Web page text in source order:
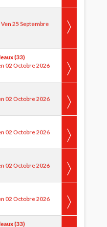
25 Septembre
(33)
02 Octobre 2026
02 Octobre 2026
02 Octobre 2026
02 Octobre 2026
02 Octobre 2026
(33)